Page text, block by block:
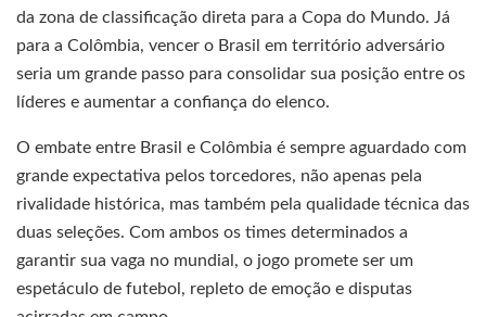
da zona de classificação direta para a Copa do Mundo. Já
para a Colômbia, vencer o Brasil em território adversário
seria um grande passo para consolidar sua posição entre os
líderes e aumentar a confiança do elenco.
O embate entre Brasil e Colômbia é sempre aguardado com
grande expectativa pelos torcedores, não apenas pela
rivalidade histórica, mas também pela qualidade técnica das
duas seleções. Com ambos os times determinados a
garantir sua vaga no mundial, o jogo promete ser um
espetáculo de futebol, repleto de emoção e disputas